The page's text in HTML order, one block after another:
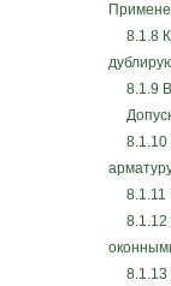
8.1.8
8.1.9 В
8.1.10
8.1.11
8.1.12
8.1.13